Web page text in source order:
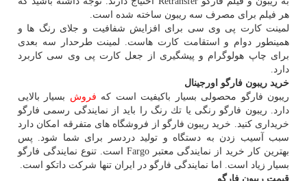
هر فیلم برای مصرف سه ریبون ساخته شده است.
لمینت كارت پی وی سی برای افزایش شفافیت و جلای رنگ ها و
همینطور دوام و استقامت كارت هاست. لمینت طرحدار سه بعدی
برای چاپ هولوگرام و پیشگیری از جعل كارت پی وی سی كاربرد
دارد.
خرید ریبون فارگو اورجینال
ریبون فارگو محصولی بسیار باكیفیت است كه فروش بسیار بالایی
دارد. ریبون فارگو رنگی یا تك رنگ را باید از نمایندگی رسمی فارگو
خریداری كنید. خرید ریبون فارگو از فروشگاه های متفرقه امكان دارد
سبب آسیب زدن به دستگاه و تولید دردسر برای شما شود. پس
بهترین كار خرید از نمایندگی معتبر Fargo است. تنوع نمایندگی فارگو
بسیار زیاد است. اما نمایندگی فارگو در ایران تنها شركت داتكو است.
قیمت ریبون فارگو